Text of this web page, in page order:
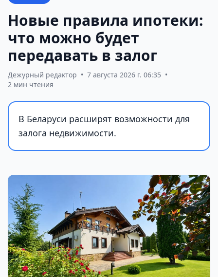
Новые правила ипотеки:
что можно будет
передавать в залог
Дежурный редактор • 7 августа 2026 г. 06:35 •
2 мин чтения
В Беларуси расширят возможности для
залога недвижимости.